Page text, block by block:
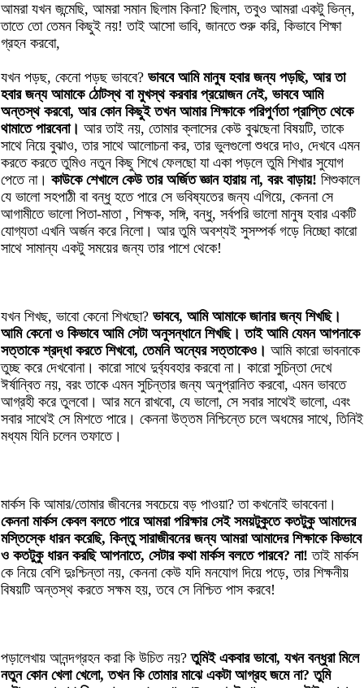
আমরা যখন জন্মেছি, আমরা সমান ছিলাম কিনা? ছিলাম, তবুও আমরা একটু ভিন্ন,
তাতে তো তেমন কিছুই নয়! তাই আসো ভাবি, জানতে শুরু করি, কিভাবে শিক্ষা
গ্রহন করবো,
যখন পড়ছ, কেনো পড়ছ ভাববে? ভাববে আমি মানুষ হবার জন্য পড়ছি, আর তা
হবার জন্য আমাকে ঠোটস্থ বা মুখস্থ করবার প্রয়োজন নেই, ভাববে আমি
অন্তস্থ করবো, আর কোন কিছুই তখন আমার শিক্ষাকে পরিপুর্ণতা প্রাপ্তি থেকে
থামাতে পারবেনা। আর তাই নয়, তোমার ক্লাসের কেউ বুঝছেনা বিষয়টি, তাকে
সাথে নিয়ে বুঝাও, তার সাথে আলোচনা কর, তার ভুলগুলো শুধরে দাও, দেখবে এমন
করতে করতে তুমিও নতুন কিছু শিখে ফেলছো যা একা পড়লে তুমি শিখার সুযোগ
পেতে না। কাউকে শেখালে কেউ তার অর্জিত জ্ঞান হারায় না, বরং বাড়ায়! শিশুকালে
যে ভালো সহপাঠী বা বন্ধু হতে পারে সে ভবিষ্যতের জন্য এগিয়ে, কেননা সে
আগামীতে ভালো পিতা-মাতা , শিক্ষক, সঙ্গি, বন্ধু, সর্বপরি ভালো মানুষ হবার একটি
যোগ্যতা এখনি অর্জন করে নিলো। আর তুমি অবশ্যই সুসম্পর্ক গড়ে নিচ্ছো কারো
সাথে সামান্য একটু সময়ের জন্য তার পাশে থেকে!
যখন শিখছ, ভাবো কেনো শিখছো? ভাববে, আমি আমাকে জানার জন্য শিখছি।
আমি কেনো ও কিভাবে আমি সেটা অনুসন্ধানে শিখছি। তাই আমি যেমন আপনাকে
সত্তাকে শ্রদ্ধা করতে শিখবো, তেমনি অন্যের সত্তাকেও। আমি কারো ভাবনাকে
তুচ্ছ করে দেখবোনা। কারো সাথে দুর্ব্যবহার করবো না। কারো সুচিন্তা দেখে
ঈর্ষান্বিত নয়, বরং তাকে এমন সুচিন্তার জন্য অনুপ্রানিত করবো, এমন ভাবতে
আগ্রহী করে তুলবো। আর মনে রাখবো, যে ভালো, সে সবার সাথেই ভালো, এবং
সবার সাথেই সে মিশতে পারে। কেননা উত্তম নিশ্চিন্তে চলে অধমের সাথে, তিনিই
মধ্যম যিনি চলেন তফাতে।
মার্কস কি আমার/তোমার জীবনের সবচেয়ে বড় পাওয়া? তা কখনোই ভাববেনা।
কেননা মার্কস কেবল বলতে পারে আমরা পরিক্ষার সেই সময়টুকুতে কতটুকু আমাদের
মস্তিস্কে ধারন করেছি, কিন্তু সারাজীবনের জন্য আমরা আমাদের শিক্ষাকে কিভাবে
ও কতটুকু ধারন করছি আপনাতে, সেটার কথা মার্কস বলতে পারবে? না! তাই মার্কস
কে নিয়ে বেশি দুঃশ্চিন্তা নয়, কেননা কেউ যদি মনযোগ দিয়ে পড়ে, তার শিক্ষনীয়
বিষয়টি অন্তস্থ করতে সক্ষম হয়, তবে সে নিশ্চিত পাস করবে!
পড়ালেখায় আনন্দগ্রহন করা কি উচিত নয়?তুমিই একবার ভাবো, যখন বন্ধুরা মিলে
নতুন কোন খেলা খেলো, তখন কি তোমার মাঝে একটা আগ্রহ জমে না? তুমি